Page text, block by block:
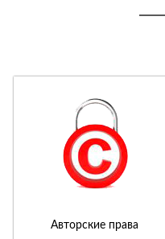
Авторские права